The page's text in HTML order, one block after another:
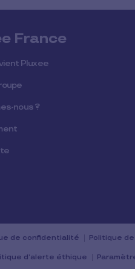
France
Pluxee
nous ?
de confidentialité Politique
d’alerte éthique